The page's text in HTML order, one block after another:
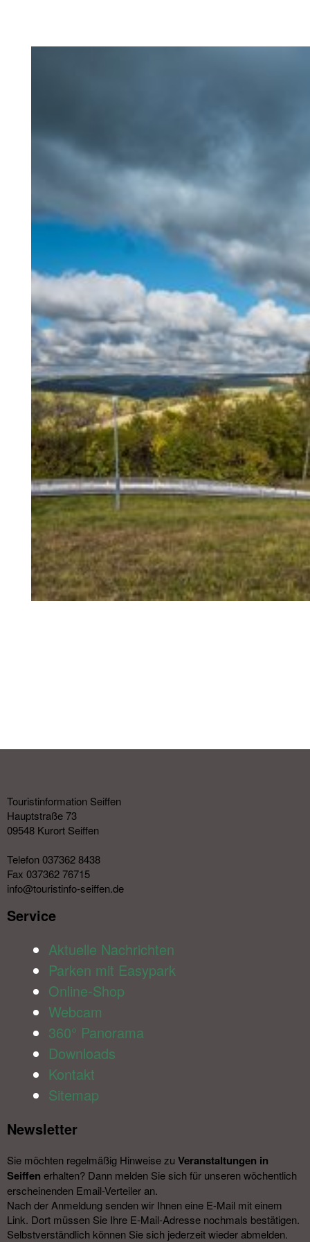
Touristinformation Seiffen
Hauptstraße 73
09548 Kurort Seiffen
Telefon 037362 8438
Fax 037362 76715
info@touristinfo-seiffen.de
Service​
Aktuelle Nachrichten
Parken mit Easypark
Online-Shop
Webcam
360° Panorama
Downloads
Kontakt
Sitemap
Newsletter​
Sie möchten regelmäßig Hinweise zu Veranstal­tungen in
Seiffen erhalten? Dann melden Sie sich für unseren wöchentlich
erscheinenden Email-Verteiler an.
Nach der Anmeldung senden wir Ihnen eine E-Mail mit einem
Link. Dort müssen Sie Ihre E-Mail-Adresse nochmals bestätigen.
Selbstverständlich können Sie sich jederzeit wieder abmelden.​